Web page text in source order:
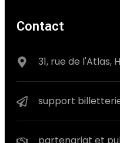
Contact
31, rue de l'Atlas,
support